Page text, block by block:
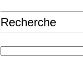
Recherche